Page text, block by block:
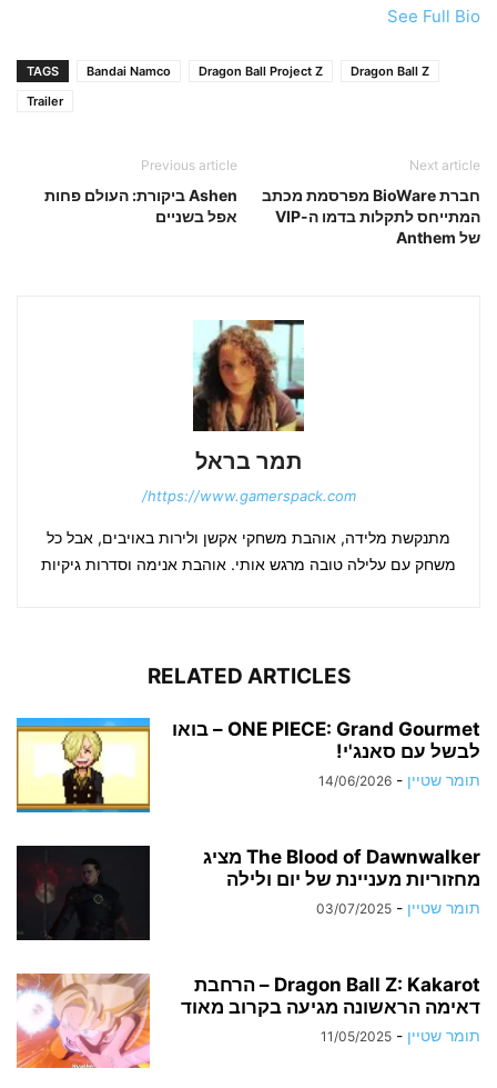
See Full Bio
TAGS Bandai Namco Dragon Ball Project Z
Dragon Ball Z
Trailer
Previous article
Ashen ביקורת: העולם פחות
אפל בשניים
Next article
חברת BioWare מפרסמת מכתב
המתייחס לתקלות בדמו ה-VIP
של Anthem
תמר בראל
https://www.gamerspack.com/
מתנקשת מלידה, אוהבת משחקי אקשן ולירות באויבים, אבל כל
משחק עם עלילה טובה מרגש אותי. אוהבת אנימה וסדרות גיקיות
RELATED ARTICLES
ONE PIECE: Grand Gourmet – בואו
לבשל עם סאנג'י!
תומר שטיין -
14/06/2026
The Blood of Dawnwalker מציג
מחזוריות מעניינת של יום ולילה
תומר שטיין -
03/07/2025
Dragon Ball Z: Kakarot – הרחבת
דאימה הראשונה מגיעה בקרוב מאוד
תומר שטיין -
11/05/2025